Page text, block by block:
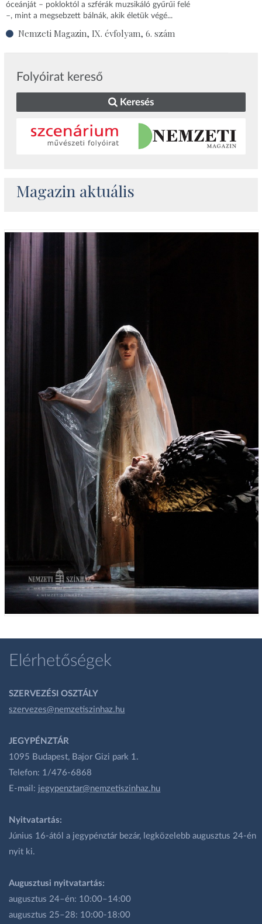
óceánját – pokloktól a szférák muzsikáló gyűrűi felé
–, mint a megsebzett bálnák, akik életük végé...
Nemzeti Magazin, IX. évfolyam, 6. szám
Folyóirat kereső
Keresés
Magazin aktuális
Elérhetőségek
SZERVEZÉSI OSZTÁLY
szervezes@nemzetiszinhaz.hu
JEGYPÉNZTÁR
1095 Budapest, Bajor Gizi park 1.
Telefon: 1/476-6868
E-mail: jegypenztar@nemzetiszinhaz.hu
Nyitvatartás:
Június 16-ától a jegypénztár bezár, legközelebb augusztus 24-én
nyit ki.
Augusztusi nyitvatartás:
augusztus 24–én: 10:00–14:00
augusztus 25–28: 10:00-18:00